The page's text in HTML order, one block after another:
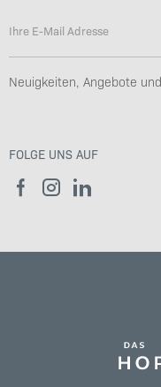
Neuigkeiten, Angebote
FOLGE UNS AUF